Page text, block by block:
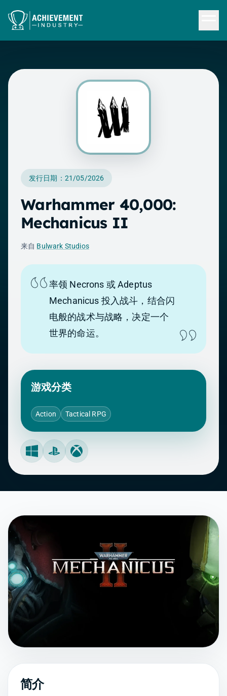
发行日期：21/05/2026
Warhammer 40,000:
Mechanicus II
来自 Bulwark Studios
率领 Necrons 或 Adeptus
Mechanicus 投入战斗，结合闪
电般的战术与战略，决定一个
世界的命运。
游戏分类
Action Tactical RPG
WindowsPlayStation
Xbox
简介